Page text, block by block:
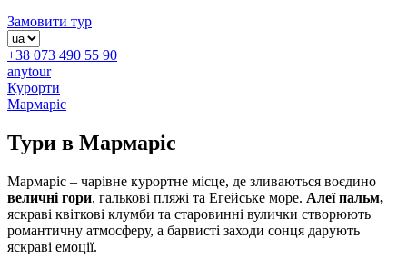
Замовити тур
+38 073 490 55 90
anytour
Курорти
Мармаріс
Тури в Мармаріс
Мармаріс – чарівне курортне місце, де зливаються воєдино
величні гори, галькові пляжі та Егейське море. Алеї пальм,
яскраві квіткові клумби та старовинні вулички створюють
романтичну атмосферу, а барвисті заходи сонця дарують
яскраві емоції.